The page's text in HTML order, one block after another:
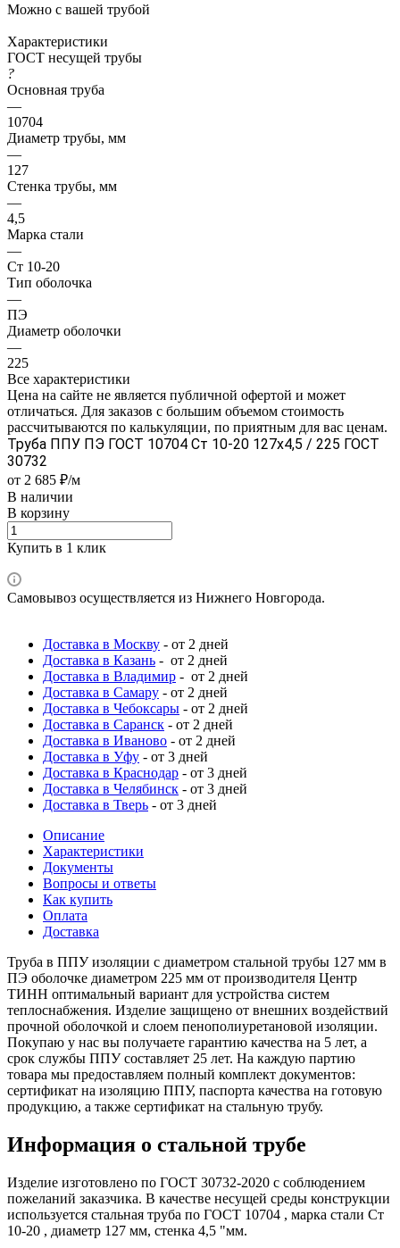
Можно с вашей трубой
Характеристики
ГОСТ несущей трубы
?
Основная труба
—
10704
Диаметр трубы, мм
—
127
Стенка трубы, мм
—
4,5
Марка стали
—
Ст 10-20
Тип оболочка
—
ПЭ
Диаметр оболочки
—
225
Все характеристики
Цена на сайте не является публичной офертой и может
отличаться. Для заказов с большим объемом стоимость
рассчитываются по калькуляции, по приятным для вас ценам.
Труба ППУ ПЭ ГОСТ 10704 Ст 10-20 127x4,5 / 225 ГОСТ
30732
от 2 685 ₽/м
В наличии
В корзину
Купить в 1 клик
Самовывоз осуществляется из Нижнего Новгорода.
Доставка в Москву - от 2 дней
Доставка в Казань - от 2 дней
Доставка в Владимир - от 2 дней
Доставка в Самару - от 2 дней
Доставка в Чебоксары - от 2 дней
Доставка в Саранск - от 2 дней
Доставка в Иваново - от 2 дней
Доставка в Уфу - от 3 дней
Доставка в Краснодар - от 3 дней
Доставка в Челябинск - от 3 дней
Доставка в Тверь - от 3 дней
Описание
Характеристики
Документы
Вопросы и ответы
Как купить
Оплата
Доставка
Труба в ППУ изоляции с диаметром стальной трубы 127 мм в
ПЭ оболочке диаметром 225 мм от производителя Центр
ТИНН оптимальный вариант для устройства систем
теплоснабжения. Изделие защищено от внешних воздействий
прочной оболочкой и слоем пенополиуретановой изоляции.
Покупаю у нас вы получаете гарантию качества на 5 лет, а
срок службы ППУ составляет 25 лет. На каждую партию
товара мы предоставляем полный комплект документов:
сертификат на изоляцию ППУ, паспорта качества на готовую
продукцию, а также сертификат на стальную трубу.
Информация о стальной трубе
Изделие изготовлено по ГОСТ 30732-2020 с соблюдением
пожеланий заказчика. В качестве несущей среды конструкции
используется стальная труба по ГОСТ 10704 , марка стали Ст
10-20 , диаметр 127 мм, стенка 4,5 "мм.